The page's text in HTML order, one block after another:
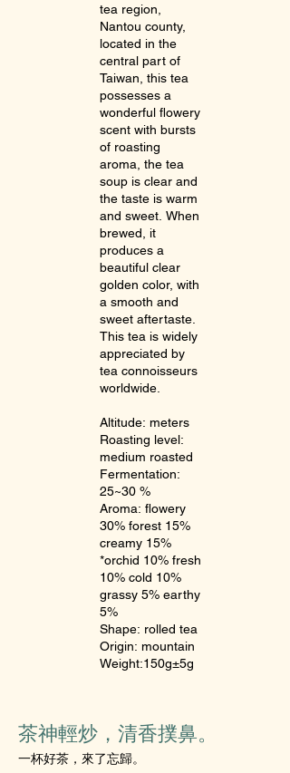
tea region,
Nantou county,
located in the
central part of
Taiwan, this tea
possesses a
wonderful flowery
scent with bursts
of roasting
aroma, the tea
soup is clear and
the taste is warm
and sweet. When
brewed, it
produces a
beautiful clear
golden color, with
a smooth and
sweet aftertaste.
This tea is widely
appreciated by
tea connoisseurs
worldwide.
Altitude: meters
Roasting level:
medium roasted
Fermentation:
25~30 %
Aroma: flowery
30% forest 15%
creamy 15%
*orchid 10% fresh
10% cold 10%
grassy 5% earthy
5%
Shape: rolled tea
Origin: mountain
Weight:150g±5g
茶神輕炒，清香撲鼻。
一杯好茶，來了忘歸。